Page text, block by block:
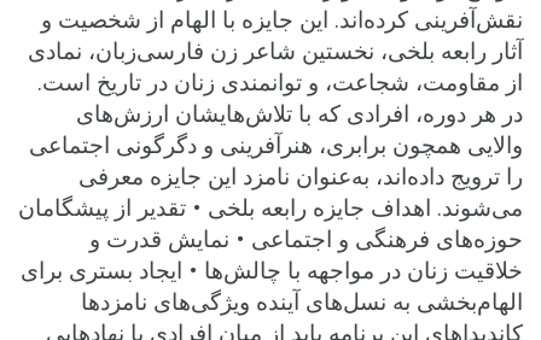
نقش‌آفرینی کرده‌اند. این جایزه با الهام از شخصیت و
آثار رابعه بلخی، نخستین شاعر زن فارسی‌زبان، نمادی
از مقاومت، شجاعت، و توانمندی زنان در تاریخ است.
در هر دوره، افرادی که با تلاش‌هایشان ارزش‌های
والایی همچون برابری، هنرآفرینی و دگرگونی اجتماعی
را ترویج داده‌اند، به‌عنوان نامزد این جایزه معرفی
می‌شوند. اهداف جایزه رابعه بلخی • تقدیر از پیشگامان
حوزه‌های فرهنگی و اجتماعی • نمایش قدرت و
خلاقیت زنان در مواجهه با چالش‌ها • ایجاد بستری برای
الهام‌بخشی به نسل‌های آینده ویژگی‌های نامزدها
کاندیداهای این برنامه باید از میان افرادی یا نهادهایی